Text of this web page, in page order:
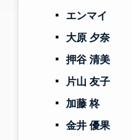
エンマイ
大原 夕奈
押谷 清美
片山 友子
加藤 柊
金井 優果